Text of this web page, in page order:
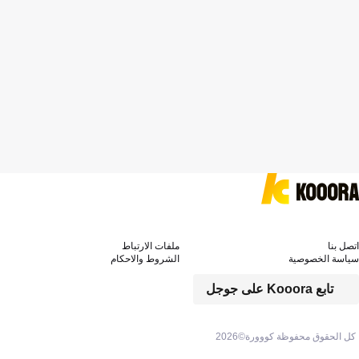
كل الحقوق محفوظة كووورة©2026
تابع Kooora على جوجل
اتصل بنا
ملفات الارتباط
سياسة الخصوصية
الشروط والاحكام